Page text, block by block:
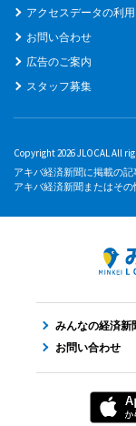
アクセスデータの利
お問い合わせ
広告のご案内
スタッフ募集
Copyright 2026 JLOCAL All
アキバ経済新聞に掲載の
アキバ経済新聞またはその
みんなの経済新
お問い合わせ